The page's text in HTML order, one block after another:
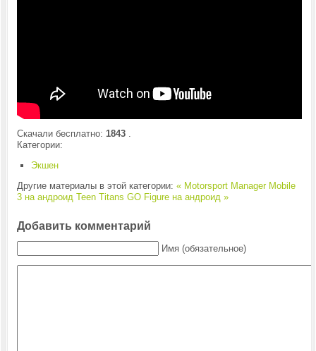
Скачали бесплатно: 1843.
Категории:
Экшен
Другие материалы в этой категории: « Motorsport Manager Mobile
3 на андроид Teen Titans GO Figure на андроид »
Добавить комментарий
Имя (обязательное)